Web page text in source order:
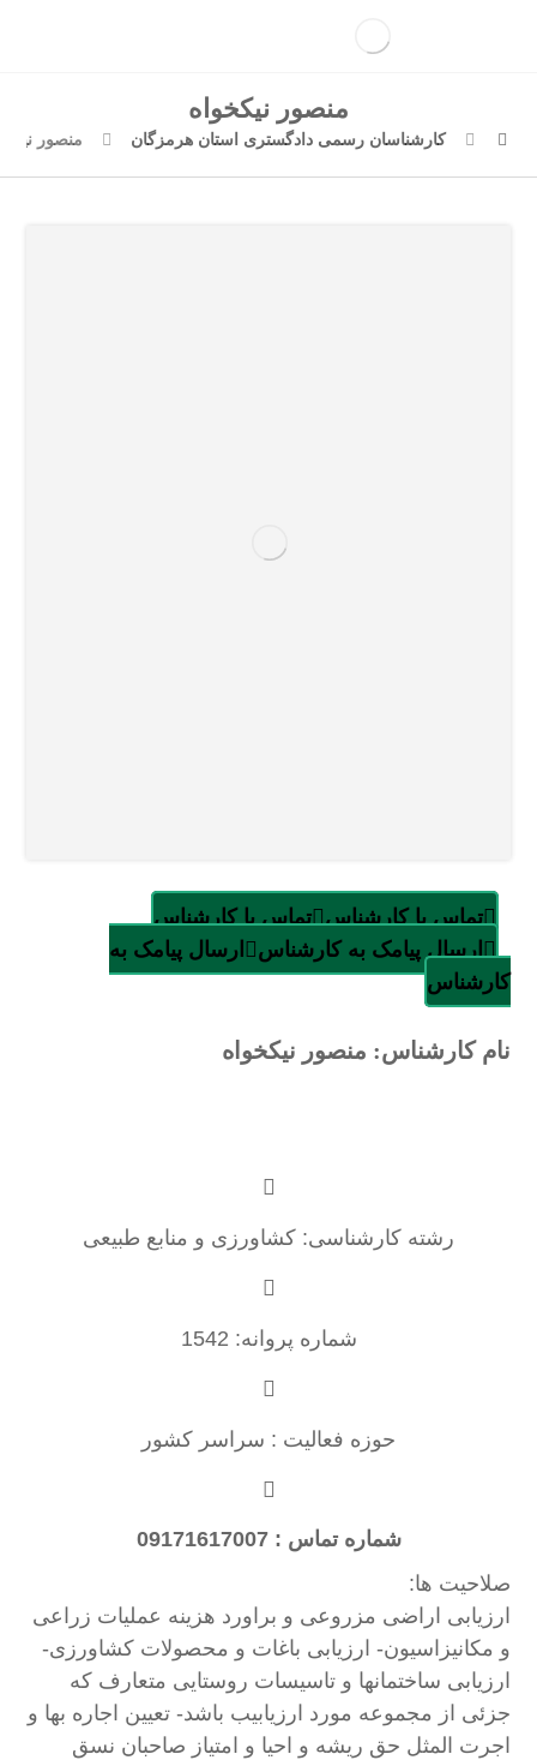
منصور نیکخواه
کارشناسان رسمی دادگستری استان هرمزگان منصور
تماس با کارشناس تماس با کارشناس
ارسال پیامک به کارشناس
ارسال پیامک به
کارشناس
نام کارشناس: منصور نیکخواه
رشته کارشناسی: کشاورزی و منابع طبیعی
شماره پروانه: 1542
حوزه فعالیت : سراسر کشور
شماره تماس : 09171617007
صلاحیت ها:
ارزیابی اراضی مزروعی و براورد هزینه عملیات زراعی
و مکانیزاسیون- ارزیابی باغات و محصولات کشاورزی-
ارزیابی ساختمانها و تاسیسات روستایی متعارف که
جزئی از مجموعه مورد ارزیابیب باشد- تعیین اجاره بها و
اجرت المثل حق ریشه و احیا و امتیاز صاحبان نسق